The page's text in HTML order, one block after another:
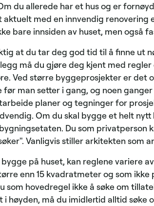
du allerede har et hus og er
med en innvendig renovering
bare innsiden av huset, men også
at du tar deg god tid til å finne ut
må du gjøre deg kjent med
Ved større byggeprosjekter er det
man setter i gang, og noen
planer og tegninger for
Om du skal bygge et helt nytt
Du som privatperson
Vanligvis stiller arkitekten som
på huset, kan reglene variere
enn 15 kvadratmeter og som
hovedregel ikke å søke om
høyden, må du imidlertid alltid søke